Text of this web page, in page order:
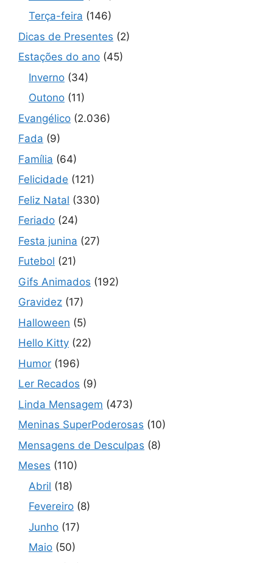
Terça-feira (146)
Dicas de Presentes (2)
Estações do ano (45)
Inverno (34)
Outono (11)
Evangélico (2.036)
Fada (9)
Família (64)
Felicidade (121)
Feliz Natal (330)
Feriado (24)
Festa junina (27)
Futebol (21)
Gifs Animados (192)
Gravidez (17)
Halloween (5)
Hello Kitty (22)
Humor (196)
Ler Recados (9)
Linda Mensagem (473)
Meninas SuperPoderosas (10)
Mensagens de Desculpas (8)
Meses (110)
Abril (18)
Fevereiro (8)
Junho (17)
Maio (50)